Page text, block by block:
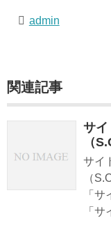
admin
関連記事
サ
（
サイ
（
「
「サ